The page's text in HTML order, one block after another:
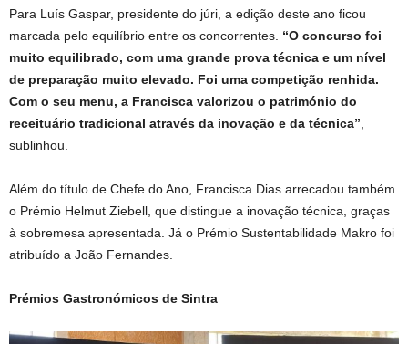
Para Luís Gaspar, presidente do júri, a edição deste ano ficou
marcada pelo equilíbrio entre os concorrentes. “O concurso foi
muito equilibrado, com uma grande prova técnica e um nível
de preparação muito elevado. Foi uma competição renhida.
Com o seu menu, a Francisca valorizou o património do
receituário tradicional através da inovação e da técnica”
sublinhou.
Além do título de Chefe do Ano, Francisca Dias arrecadou também
o Prémio Helmut Ziebell, que distingue a inovação técnica, graças
à sobremesa apresentada. Já o Prémio Sustentabilidade Makro foi
atribuído a João Fernandes.
Prémios Gastronómicos de Sintra